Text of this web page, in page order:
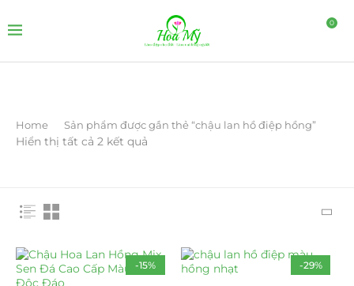
0
Home Sản phẩm được gắn thẻ “chậu lan hồ điệp hồng”
Hiển thị tất cả 2 kết quả
-15% -29%